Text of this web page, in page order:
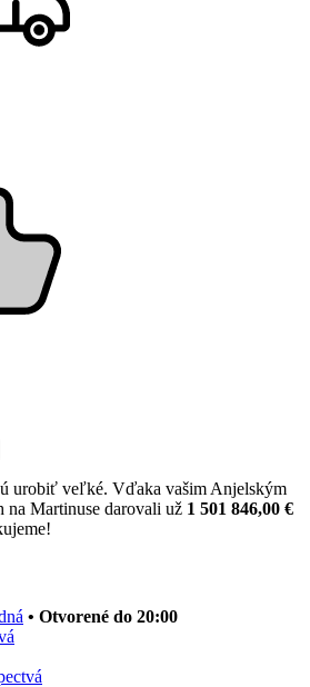
urobiť veľké. Vďaka vašim Anjelským
na Martinuse darovali už 1 501 846,00 €
• Otvorené do 20:00